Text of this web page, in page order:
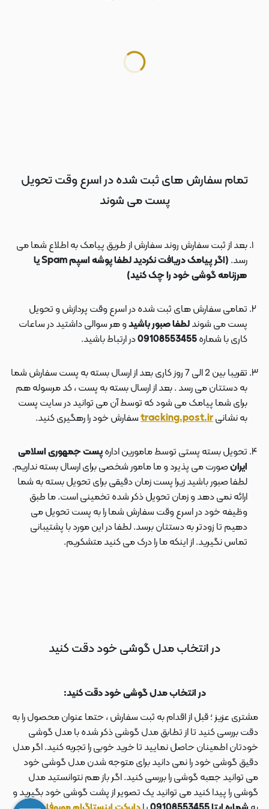
تمام سفارش های ثبت شده در اسرع وقت تحویل
پست می شوند
بعد از ثبت سفارش روند سفارش از طریق پیامک به اطلاع شما می
رسد.
(اگر پیامک دریافت نکردید لطفا پوشه اسپم Spam یا
هرزنامه گوشی خود را چک کنید)
تمامی سفارش های ثبت شده در اسرع وقت پردازش و تحویل
پست می شوندلطفا صبور باشیدو هر سوالی داشتید در ساعات
کاری با شماره
در ارتباط باشید.
تقریبا بین 2 الی 7 روز کاری بعد از ارسال بسته به پست سفارش شما
به دستتان می رسد . بعد از ارسال بسته به پست ، کد مرسوله هم
برای شما پیامک می شود که توسط آن می توانید در سایت پست
به نشانیtracking.post.irسفارش خود را رهگیری کنید.
تحویل بسته پستی توسط مامورین ادارهپست جمهوری اسلامی
ایرانصورت می پذیرد و ما مامور شخصی برای ارسال بسته نداریم.
لطفا صبور باشید زیرا پست زمان دقیقی برای تحویل بسته به شما
ارائه نمی دهد و زمان تحویل ذکر شده تخمینی است. ما طبق
وظیفه خود در اسرع وقت سفارش شما را به پست تحویل می
دهیم تا زودتر به دستتان برسد. لطفا در این مورد با پشتیبانی
تماس نگیرید. از اینکه ما را درک می کنید متشکریم.
در انتخاب مدل گوشی خود دقت کنید
در انتخاب مدل گوشی خود دقت کنید:
مشتری عزیز ؛ قبل از اقدام به ثبت سفارش ، حتما عنوان محصول را به
دقت بررسی کنید تا از تطابق مدل گوشی ذکر شده با مدل گوشی
خودتان اطمینان حاصل نمایید تا خرید خوبی را تجربه کنید. اگر مدل
دقیق گوشی خود را نمی دانید برای متوجه شدن مدل گوشی خود
می توانید جعبه گوشی را بررسی کنید. اگر باز هم نتوانستید مدل
گوشی را پیدا کنید می توانید یک تصویر از پشت گوشی خود بگیرید و